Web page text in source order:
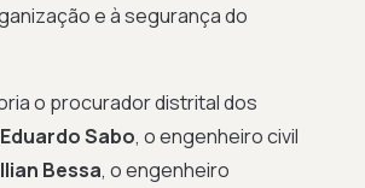
e à segurança do
o procurador distrital dos
Eduardo Sabo, o engenheiro civil
Bessa, o engenheiro